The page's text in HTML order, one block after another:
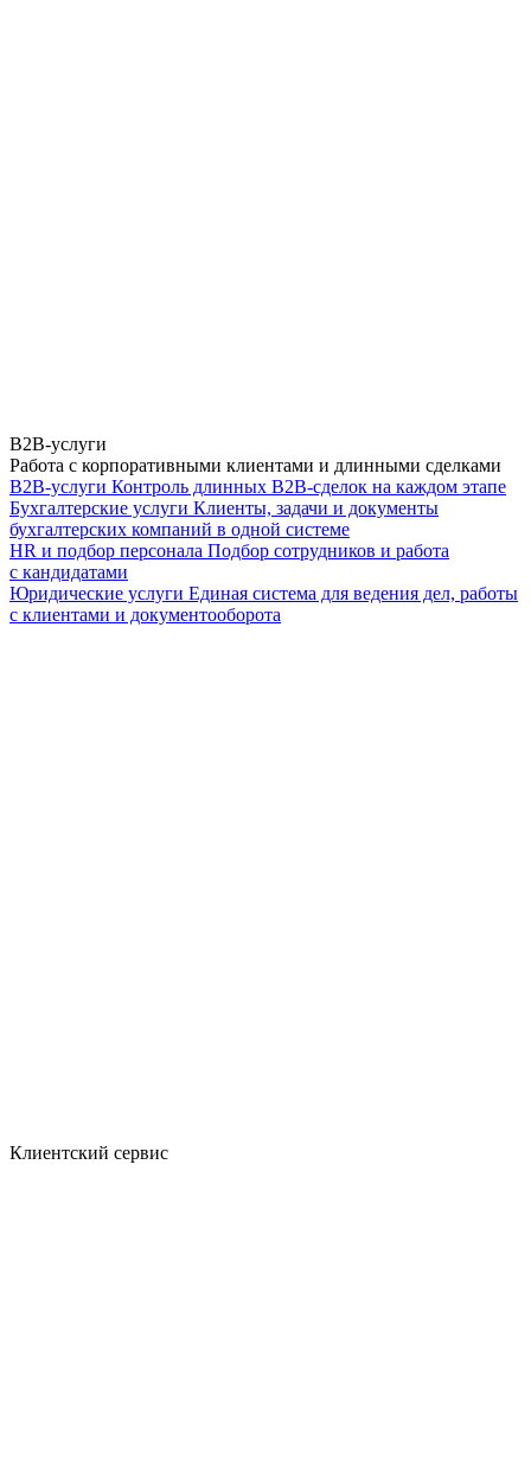
B2B-услуги
Работа с корпоративными клиентами и длинными сделками
B2B-услуги Контроль длинных B2B-сделок на каждом этапе
Бухгалтерские услуги Клиенты, задачи и документы
бухгалтерских компаний в одной системе
HR и подбор персонала Подбор сотрудников и работа
с кандидатами
Юридические услуги Единая система для ведения дел, работы
с клиентами и документооборота
Клиентский сервис